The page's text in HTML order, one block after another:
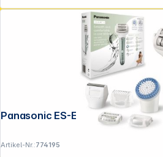
Panasonic ES-EL 8 C G503
Artikel-Nr.:774195